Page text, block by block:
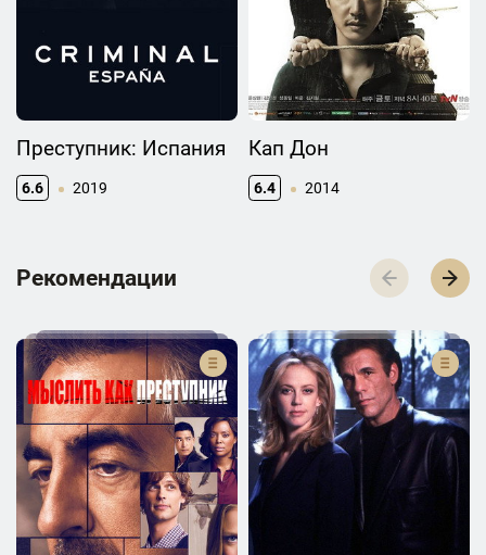
Преступник: Испания
6.6 2019
Кап Дон
6.4 2014
Р­­­е­­­к­­­о­­­м­­­е­­­н­­­д­­­а­­­ц­­­и­­­и